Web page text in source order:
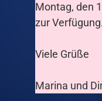
Montag, den
zur
Viele Grüße
Marina und